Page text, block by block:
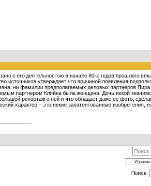
с его деятельностью в начале 80-х годов прошлого
источников утверждает что причиной появления
ни фамилии предполагаемых деловых партнеров
партнером Кляйна была женщина. Дочь некой
репортаж о ней и что обладает даже ее фото,
характер – это некие запатентованные изобретения,
Поиск: